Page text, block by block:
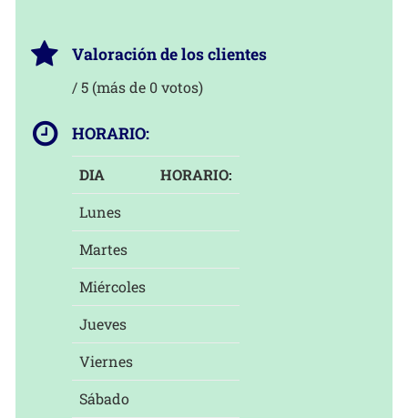
Valoración de los clientes
/ 5 (más de 0 votos)
HORARIO:
DIA
HORARIO:
Lunes
Martes
Miércoles
Jueves
Viernes
Sábado